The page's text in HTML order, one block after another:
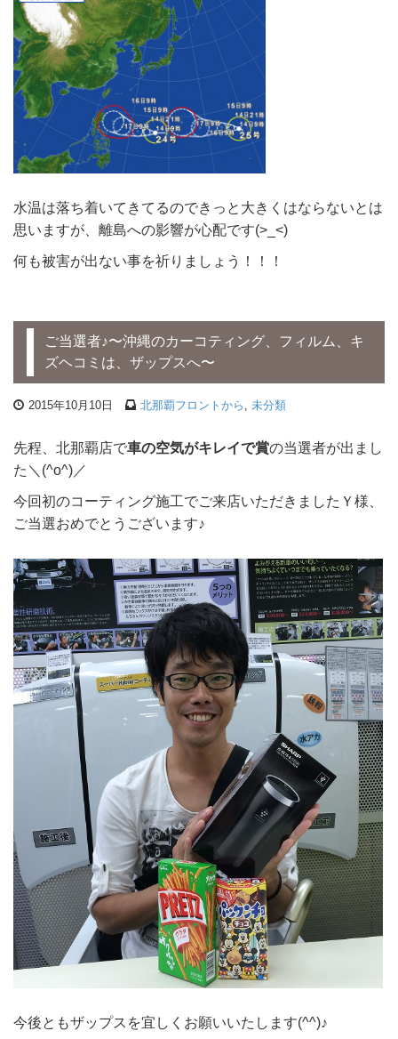
水温は落ち着いてきてるのできっと大きくはならないとは
思いますが、離島への影響が心配です(>_<)
何も被害が出ない事を祈りましょう！！！
ご当選者♪〜沖縄のカーコティング、フィルム、キ
ズヘコミは、ザップスへ〜
2015年10月10日 北那覇フロントから , 未分類
先程、北那覇店で車の空気がキレイで賞の当選者が出まし
た＼(^o^)／
今回初のコーティング施工でご来店いただきましたＹ様、
ご当選おめでとうございます♪
今後ともザップスを宜しくお願いいたします(^^)♪